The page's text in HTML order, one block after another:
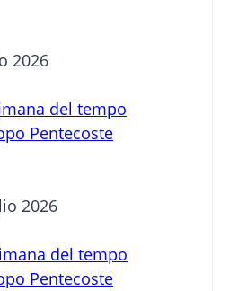
2026
del tempo
Pentecoste
2026
del tempo
Pentecoste